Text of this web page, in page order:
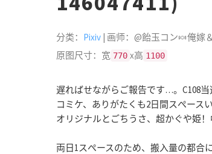
分类： Pixiv | 画师：@飴玉コン🍬俺嫁
原图尺寸：宽 770 x高 1100
遅ればせながらご報告です…。C108当
コミケ、ありがたくも2日間スぺース
オリジナルとごちうさ、超かぐや姫！
両日1スぺースのため、搬入量の都合